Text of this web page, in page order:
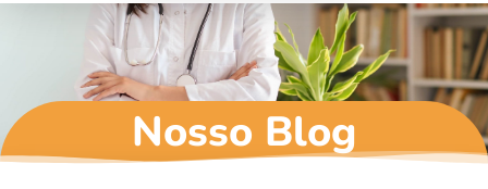
Nosso Blog